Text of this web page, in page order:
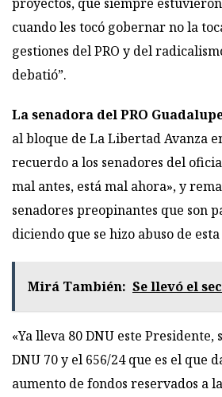
cuando les tocó gobernar no la
gestiones del PRO y del
debatió”.
La senadora del PRO
al bloque de La Libertad Avanza
recuerdo a los senadores del
mal antes, está mal ahora», y
senadores preopinantes que son
diciendo que se hizo abuso de esta
Mirá También: Se llevó el
«Ya lleva 80 DNU este
DNU 70 y el 656/24 que es el que
aumento de fondos reservados a